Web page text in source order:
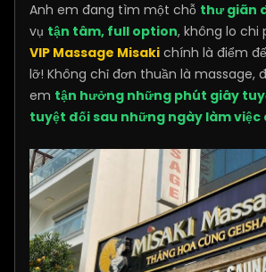
Anh em đang tìm một chỗ thư giãn
vụ tận tâm, full option, không lo chi
VIP Massage Misaki chính là điểm
lỡ! Không chỉ đơn thuần là massage,
em tận hưởng những phút giây
tuyệt đối sau những ngày làm việc